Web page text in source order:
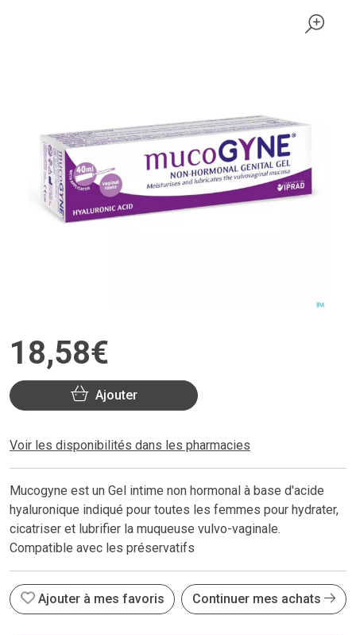
18,58€
Ajouter
Voir les disponibilités dans les pharmacies
Mucogyne est un Gel intime non hormonal à base d'acide
hyaluronique indiqué pour toutes les femmes pour hydrater,
cicatriser et lubrifier la muqueuse vulvo-vaginale.
Compatible avec les préservatifs
Ajouter à mes favoris Continuer mes achats